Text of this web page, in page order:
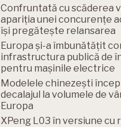
Confruntată cu scăderea
apariția unei concurențe
își pregătește relansarea
Europa și-a îmbunătățit
infrastructura publică de
pentru mașinile electrice
Modelele chinezești încep
decalajul la volumele de
Europa
XPeng L03 în versiune cu